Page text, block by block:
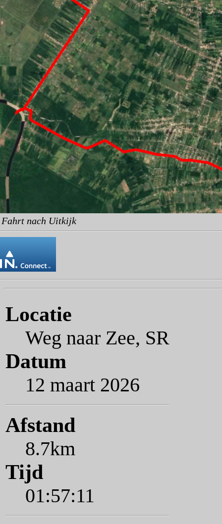
nach Uitkijk
Locatie
Weg naar Zee, SR
Datum
12 maart 2026
Afstand
8.7km
Tijd
01:57:11